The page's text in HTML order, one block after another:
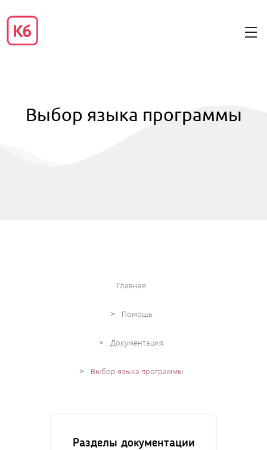
Выбор языка программы
Главная
> Помощь
> Документация
> Выбор языка программы
Разделы документации